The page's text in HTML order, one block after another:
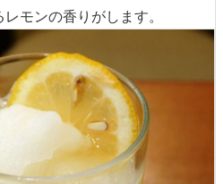
モンの香りがします。